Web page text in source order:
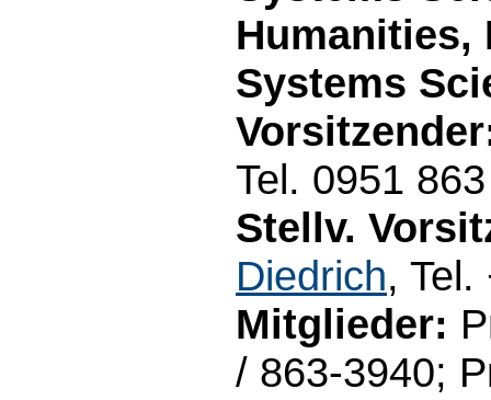
Humanities,
Systems
Tel. 0951
Stellv.
Diedrich,
Mitglieder:
/ 863-3940;